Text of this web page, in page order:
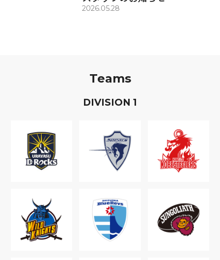
2026.05.28
Teams
DIVISION 1